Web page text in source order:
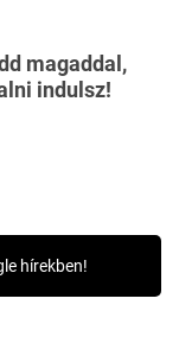
magaddal,
indulsz!
hírekben!